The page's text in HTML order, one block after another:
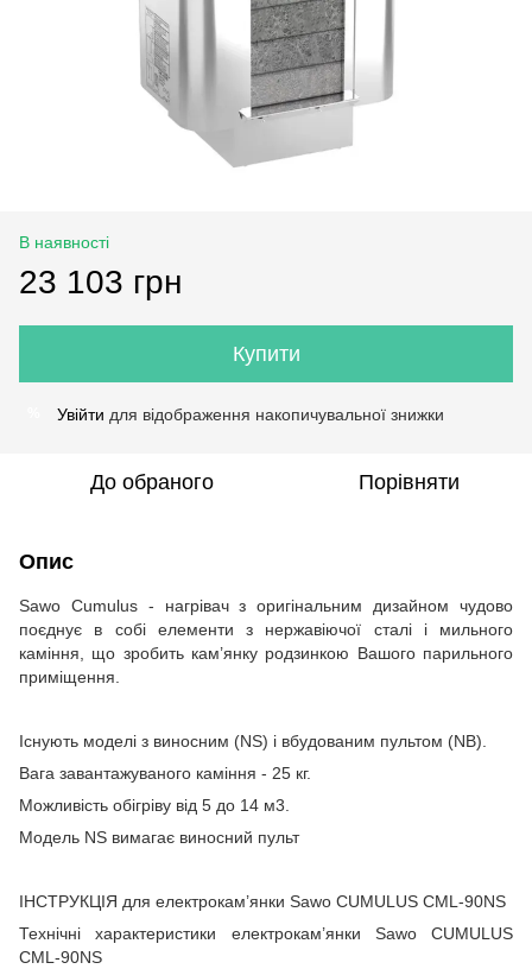
В наявності
23 103 грн
Купити
Увійти для відображення накопичувальної знижки
До обраного Порівняти
Опис
Sawo Cumulus - нагрівач з оригінальним дизайном чудово
поєднує в собі елементи з нержавіючої сталі і мильного
каміння, що зробить кам’янку родзинкою Вашого парильного
приміщення.
Існують моделі з виносним (NS) і вбудованим пультом (NB).
Вага завантажуваного каміння - 25 кг.
Можливість обігріву від 5 до 14 м3.
Модель NS вимагає виносний пульт
ІНСТРУКЦІЯ для електрокам’янки Sawo CUMULUS CML-90NS
Технічні характеристики електрокам’янки Sawo CUMULUS
CML-90NS